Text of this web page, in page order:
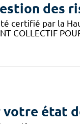
des
certifié par la
COLLECTIF
état